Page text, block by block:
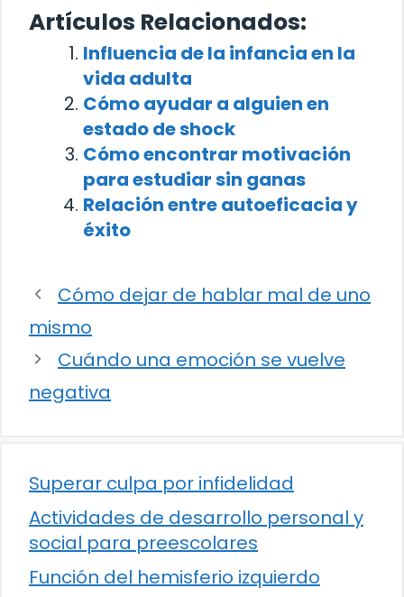
Artículos Relacionados:
Influencia de la infancia en la
vida adulta
Cómo ayudar a alguien en
estado de shock
Cómo encontrar motivación
para estudiar sin ganas
Relación entre autoeficacia y
éxito
Cómo dejar de hablar mal de uno
mismo
Cuándo una emoción se vuelve
negativa
Superar culpa por infidelidad
Actividades de desarrollo personal y
social para preescolares
Función del hemisferio izquierdo